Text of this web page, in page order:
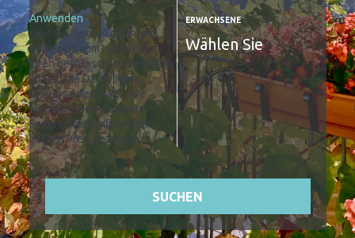
Anwenden
Sind Sie flexibel mit Ihrem
Reisezeitraum?Geben Sie
Ihren gewünschten Zeitraum
an und die Dauer Ihres
Urlaubsaufenthalts. Wir
werden Ihnen die beste
Ferienunterkunft mit dem
besten Preis anzeigen.
ERWACHSENE
SUCHEN